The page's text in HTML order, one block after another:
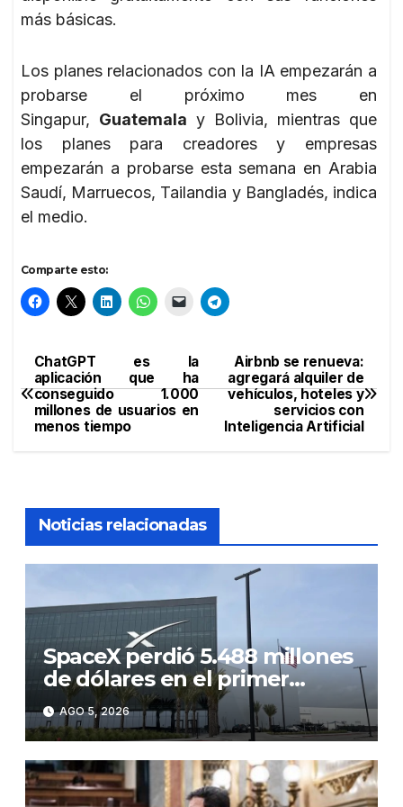
más básicas.
Los planes relacionados con la IA empezarán a
probarse el próximo mes en
Singapur, Guatemala y Bolivia, mientras que
los planes para creadores y empresas
empezarán a probarse esta semana en Arabia
Saudí, Marruecos, Tailandia y Bangladés, indica
el medio.
Comparte esto:
Navegación
de
entradas
Airbnb se renueva:
agregará alquiler de
vehículos, hoteles y
servicios con
Inteligencia Artificial
ChatGPT es la
aplicación que ha
conseguido 1.000
millones de usuarios en
menos tiempo
Noticias relacionadas
SpaceX perdió 5.488 millones
de dólares en el primer
semestre de 2026, un 257 %
más interanual
AGO 5, 2026